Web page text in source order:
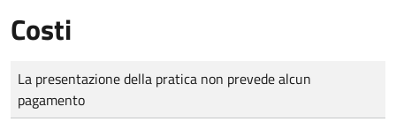
Costi
Tipo di pagamento
Importo
La presentazione della pratica non prevede alcun
pagamento